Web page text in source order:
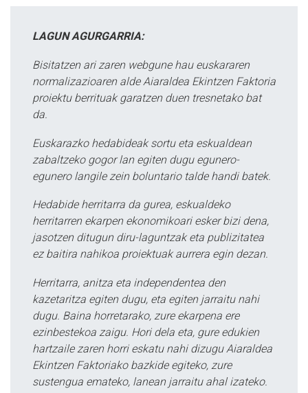
LAGUN AGURGARRIA:
Bisitatzen ari zaren webgune hau euskararen
normalizazioaren alde Aiaraldea Ekintzen Faktoria
proiektu berrituak garatzen duen tresnetako bat
da.
Euskarazko hedabideak sortu eta eskualdean
zabaltzeko gogor lan egiten dugu egunero-
egunero langile zein boluntario talde handi batek.
Hedabide herritarra da gurea, eskualdeko
herritarren ekarpen ekonomikoari esker bizi dena,
jasotzen ditugun diru-laguntzak eta publizitatea
ez baitira nahikoa proiektuak aurrera egin dezan.
Herritarra, anitza eta independentea den
kazetaritza egiten dugu, eta egiten jarraitu nahi
dugu. Baina horretarako, zure ekarpena ere
ezinbestekoa zaigu. Hori dela eta, gure edukien
hartzaile zaren horri eskatu nahi dizugu Aiaraldea
Ekintzen Faktoriako bazkide egiteko, zure
sustengua emateko, lanean jarraitu ahal izateko.